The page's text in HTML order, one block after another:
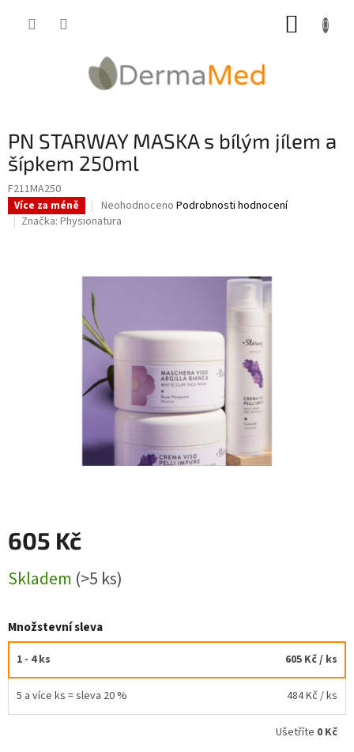
PN STARWAY MASKA s bílým jílem a
šípkem 250ml
F211MA250
Více za méně
Průměrné
hodnocení
z
Neohodnoceno Podrobnosti hodnocení
Značka: Physionatura
605 Kč
cena:
Skladem (>5 ks)
Množstevní sleva
1 - 4 ks 605 Kč/ ks
5 a více ks = sleva 20 % 484 Kč / ks
Ušetříte 0 Kč